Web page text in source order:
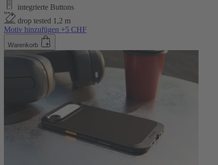
integrierte Buttons
drop tested 1,2 m
Motiv hinzufügen +5 CHF
Warenkorb